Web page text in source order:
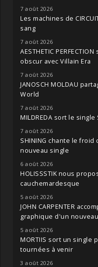
7 août 2026
Les machines de
sang
7 août 2026
AESTHETIC
obscur avec Villain Era
7 août 2026
JANOSCH MOLDAU
World
7 août 2026
MILDREDA sort le single
7 août 2026
SHINING chante le
nouveau single
6 août 2026
HOLISSSTIK nous
cauchemardesque
5 août 2026
JOHN CARPENTER
graphique d'un
5 août 2026
MORTIIS sort un single
tournées à venir
3 août 2026